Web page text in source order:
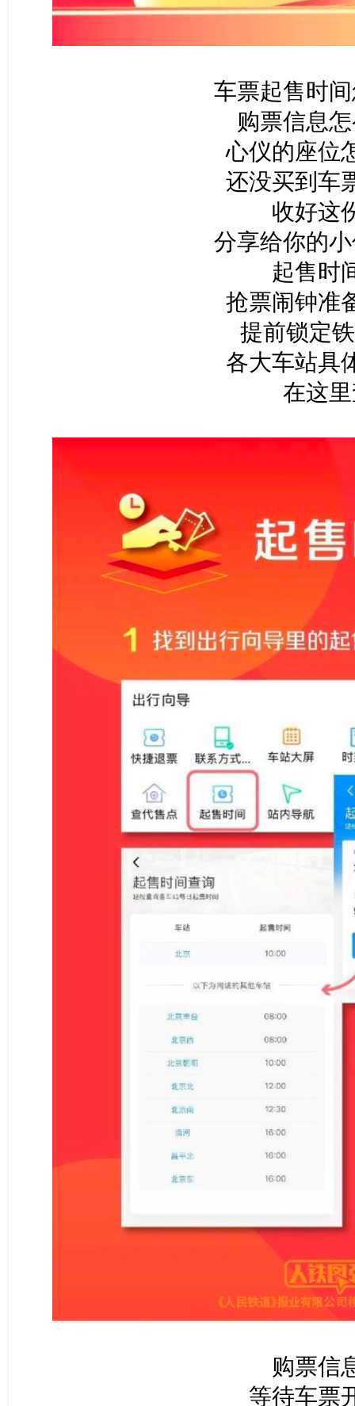
车票起售时
购票信息
心仪的座位
还没买到车
收好这
分享给你的
起售时
抢票闹钟准
提前锁定
各大车站具
在这
购票信
等待车票